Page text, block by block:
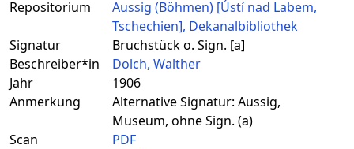
Repositorium
Aussig (Böhmen) [Ústí nad Labem,
Tschechien], Dekanalbibliothek
Signatur
Bruchstück o. Sign. [a]
Beschreiber*in
Dolch, Walther
Jahr
1906
Anmerkung
Alternative Signatur: Aussig,
Museum, ohne Sign. (a)
Scan
PDF